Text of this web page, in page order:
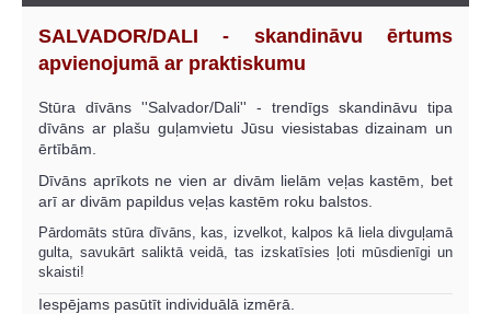
SALVADOR/DALI - skandināvu ērtums
apvienojumā ar praktiskumu
Stūra dīvāns ''Salvador/Dali'' - trendīgs skandināvu tipa
dīvāns ar plašu guļamvietu Jūsu viesistabas dizainam un
ērtībām.
Dīvāns aprīkots ne vien ar divām lielām veļas kastēm, bet
arī ar divām papildus veļas kastēm roku balstos.
Pārdomāts stūra dīvāns, kas, izvelkot, kalpos kā liela divguļamā
gulta, savukārt saliktā veidā, tas izskatīsies ļoti mūsdienīgi un
skaisti!
Iespējams pasūtīt individuālā izmērā.